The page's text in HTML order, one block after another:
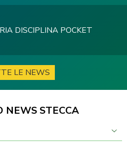
DISCIPLINA POCKET
LE NEWS
NEWS STECCA